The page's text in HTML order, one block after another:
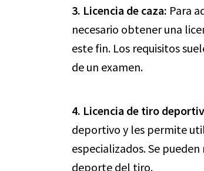
3. Licencia de caza: Para
necesario obtener una
este fin. Los requisitos
de un examen.
4. Licencia de tiro
deportivo y les permite
especializados. Se
deporte del tiro.